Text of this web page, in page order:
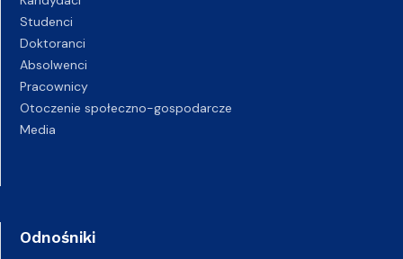
Studenci
Doktoranci
Absolwenci
Pracownicy
Otoczenie społeczno-gospodarcze
Media
Odnośniki